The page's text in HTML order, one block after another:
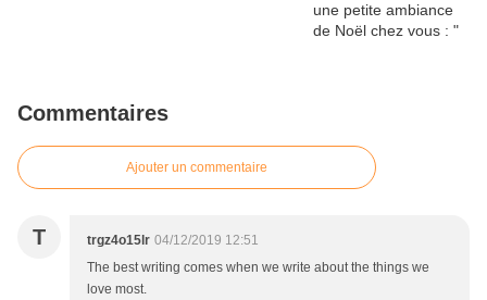
Commentaires
Ajouter un commentaire
T trgz4o15lr 04/12/2019 12:51
The best writing comes when we write about the things we
love most.